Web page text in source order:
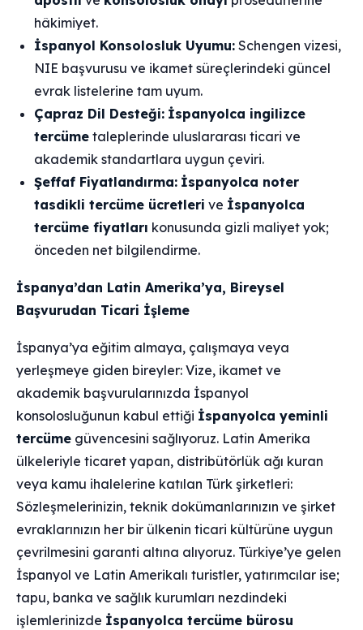
hâkimiyet.
İspanyol Konsolosluk Uyumu: Schengen vizesi,
NIE başvurusu ve ikamet süreçlerindeki güncel
evrak listelerine tam uyum.
Çapraz Dil Desteği: İspanyolca ingilizce
tercüme taleplerinde uluslararası ticari ve
akademik standartlara uygun çeviri.
Şeffaf Fiyatlandırma: İspanyolca noter
tasdikli tercüme ücretleri ve İspanyolca
tercüme fiyatları konusunda gizli maliyet yok;
önceden net bilgilendirme.
İspanya’dan Latin Amerika’ya, Bireysel
Başvurudan Ticari İşleme
İspanya’ya eğitim almaya, çalışmaya veya
yerleşmeye giden bireyler: Vize, ikamet ve
akademik başvurularınızda İspanyol
konsolosluğunun kabul ettiği İspanyolca yeminli
tercüme güvencesini sağlıyoruz. Latin Amerika
ülkeleriyle ticaret yapan, distribütörlük ağı kuran
veya kamu ihalelerine katılan Türk şirketleri:
Sözleşmelerinizin, teknik dokümanlarınızın ve şirket
evraklarınızın her bir ülkenin ticari kültürüne uygun
çevrilmesini garanti altına alıyoruz. Türkiye’ye gelen
İspanyol ve Latin Amerikalı turistler, yatırımcılar ise;
tapu, banka ve sağlık kurumları nezdindeki
işlemlerinizde İspanyolca tercüme bürosu